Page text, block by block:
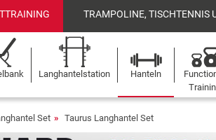
TRAMPOLINE, TISCHTENNIS
Langhantelstation Hanteln
Set Taurus Langhantel Set